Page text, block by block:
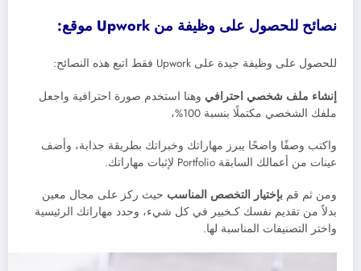
نصائح للحصول على وظيفة من Upwork موقع:
للحصول على وظيفة جيدة على Upwork فقط اتبع هذه النصائح:
إنشاء ملف شخصي احترافي وهنا استخدم صورة احترافية واجعل
ملفك الشخصي مكتملًا بنسبة 100%،
واكتب وصفًا واضحًا يبرز مهاراتك وخبراتك بطريقة جذابة، وأضف
عينات من أعمالك السابقة Portfolio لإثبات مهاراتك.
ومن ثم قم بإختيار التخصص المناسب حيث ركز على مجال معين
بدلاً من تقديم نفسك كـخبير في كل شيء، وحدد مهاراتك الرئيسية
واختر التصنيفات المناسبة لها.